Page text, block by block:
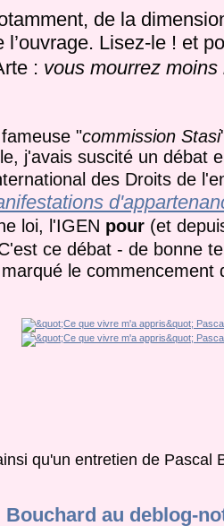
de la
Lisez-le ! et
: vous mourrez
"commission Stasi
j'avais suscité un débat
des Droits de
loi, l'IGEN pour(et
ce débat - de bonne
le
qu'un entretien de Pascal
au deblog-